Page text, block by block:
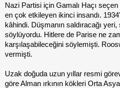
Nazi Partisi için Gamalı Haçı
en çok etkileyen ikinci insandı.
kâhindi. Düşmanın saldıracağı
söylüyordu. Hitlere de Parise ne
karşılaşabileceğini söylemişti.
vermişti.
Uzak doğuda uzun yıllar resmi
göre Alman ırkının kökleri Orta